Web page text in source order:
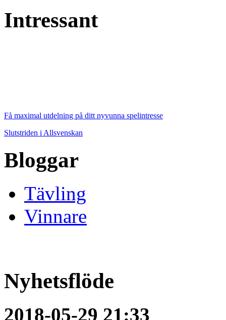
Intressant
Få maximal utdelning på ditt nyvunna spelintresse
Slutstriden i Allsvenskan
Bloggar
Tävling
Vinnare
Nyhetsflöde
2018-05-29 21:33